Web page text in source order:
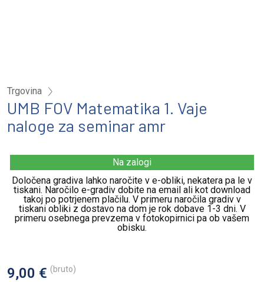
Trgovina
UMB FOV Matematika 1. Vaje
naloge za seminar amr
Na zalogi
Določena gradiva lahko naročite v e-obliki, nekatera pa le v
tiskani. Naročilo e-gradiv dobite na email ali kot download
takoj po potrjenem plačilu. V primeru naročila gradiv v
tiskani obliki z dostavo na dom je rok dobave 1-3 dni. V
primeru osebnega prevzema v fotokopirnici pa ob vašem
obisku.
9,00 € (bruto)